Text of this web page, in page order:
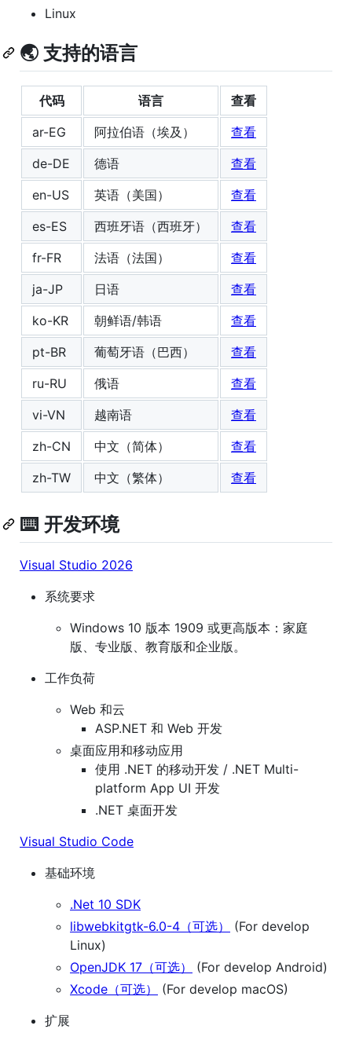
Linux
🌏️ 支持的语言
代码 语言
查看
ar-EG
阿拉伯语（埃及）
查看
de-DE
德语
查看
en-US
英语（美国）
查看
es-ES
西班牙语（西班牙）
查看
fr-FR
法语（法国）
查看
ja-JP
日语
查看
ko-KR
朝鲜语/韩语
查看
pt-BR
葡萄牙语（巴西）
查看
ru-RU
俄语
查看
vi-VN
越南语
查看
zh-CN
中文（简体）
查看
zh-TW
中文（繁体） 查看
⌨️ 开发环境
Visual Studio 2026
系统要求
Windows 10 版本 1909 或更高版本：家庭
版、专业版、教育版和企业版。
工作负荷
Web 和云
ASP.NET 和 Web 开发
桌面应用和移动应用
使用 .NET 的移动开发 / .NET Multi-
platform App UI 开发
.NET 桌面开发
Visual Studio Code
基础环境
.Net 10 SDK
libwebkitgtk-6.0-4（可选）
(For develop
Linux)
OpenJDK 17（可选）
(For develop Android)
Xcode（可选）
(For develop macOS)
扩展